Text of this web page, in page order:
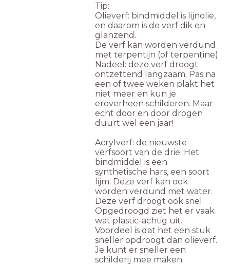
Tip:
Olieverf: bindmiddel is lijnolie,
en daarom is de verf dik en
glanzend.
De verf kan worden verdund
met terpentijn (of terpentine)
Nadeel: deze verf droogt
ontzettend langzaam. Pas na
een of twee weken plakt het
niet meer en kun je
eroverheen schilderen. Maar
echt door en door drogen
duurt wel een jaar!
Acrylverf: de nieuwste
verfsoort van de drie. Het
bindmiddel is een
synthetische hars, een soort
lijm. Deze verf kan ook
worden verdund met water.
Deze verf droogt ook snel.
Opgedroogd ziet het er vaak
wat plastic-achtig uit.
Voordeel is dat het een stuk
sneller opdroogt dan olieverf.
Je kunt er sneller een
schilderij mee maken.